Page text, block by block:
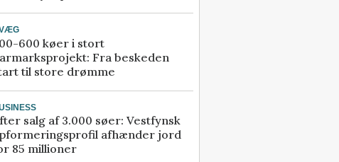
600 køer i stort
Fra beskeden
til store drømme
salg af 3.000 søer: Vestfynsk
afhænder jord
85 millioner